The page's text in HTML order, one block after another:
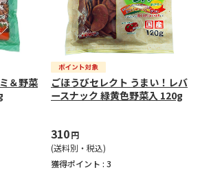
＆野菜
ごほうびセレクト うまい！レバ
ースナック 緑黄色野菜入 120g
310円
(送料別・税込)
獲得ポイント : 3